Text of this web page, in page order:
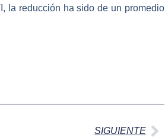
la reducción ha sido de un promedio
SIGUIENTE